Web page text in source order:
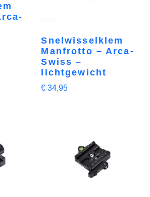
Snelwisselklem
Manfrotto – Arca-
Swiss –
lichtgewicht
€ 34,95